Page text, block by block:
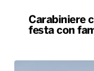
Carabiniere
festa con